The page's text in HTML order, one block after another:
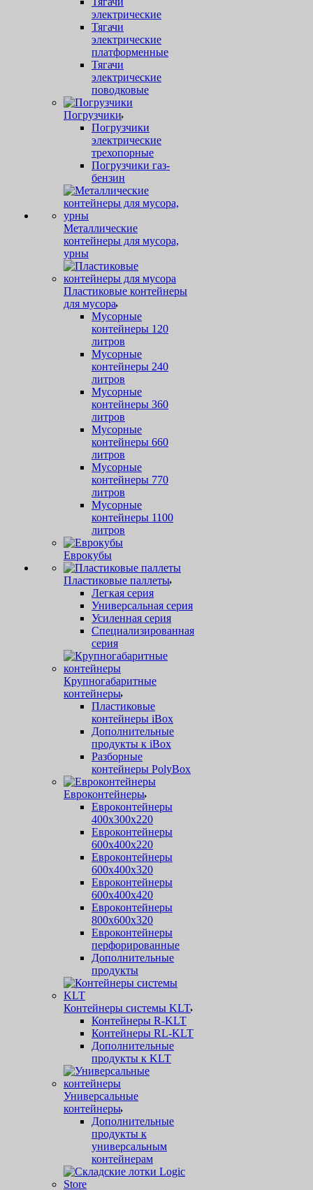
электрические
Тягачи
электрические
платформенные
Тягачи
электрические
поводковые
Погрузчики
Погрузчики
электрические
трехопорные
Погрузчики газ-
бензин
Металлические
контейнеры для мусора,
урны
Пластиковые контейнеры
для мусора
Мусорные
контейнеры 120
литров
Мусорные
контейнеры 240
литров
Мусорные
контейнеры 360
литров
Мусорные
контейнеры 660
литров
Мусорные
контейнеры 770
литров
Мусорные
контейнеры 1100
литров
Еврокубы
Пластиковые паллеты
Легкая серия
Универсальная серия
Усиленная серия
Специализированная
серия
Крупногабаритные
контейнеры
Пластиковые
контейнеры iBox
Дополнительные
продукты к iBox
Разборные
контейнеры PolyBox
Евроконтейнеры
Евроконтейнеры
400х300х220
Евроконтейнеры
600х400х220
Евроконтейнеры
600х400х320
Евроконтейнеры
600х400х420
Евроконтейнеры
800х600х320
Евроконтейнеры
перфорированные
Дополнительные
продукты
Контейнеры системы KLT
Контейнеры R-KLT
Контейнеры RL-KLT
Дополнительные
продукты к KLT
Универсальные
контейнеры
Дополнительные
продукты к
универсальным
контейнерам